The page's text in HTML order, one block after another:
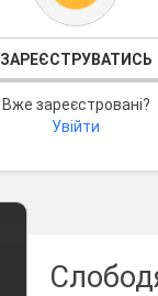
ЗАРЕЄСТРУВАТИСЬ
Вже зареєстровані?
Увійти